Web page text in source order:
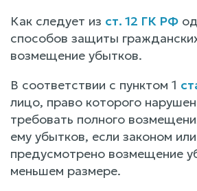
Как следует из ст. 12 ГК РФ
способов защиты
возмещение убытков.
В соответствии с пунктом 1
лицо, право которого
требовать полного
ему убытков, если законом
предусмотрено возмещение
меньшем размере.